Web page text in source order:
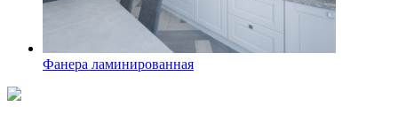
Фанера ламинированная